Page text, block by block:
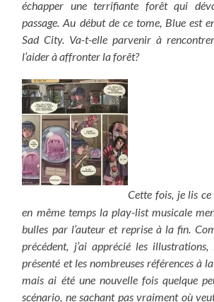
échapper une terrifiante forêt qui
passage. Au début de ce tome, Blue est
Sad City. Va-t-elle parvenir à
l’aider à affronter la forêt?
Cette fois, je lis
en même temps la play-list musicale
bulles par l’auteur et reprise à la fin.
précédent, j’ai apprécié les illustrations,
présenté et les nombreuses références à
mais ai été une nouvelle fois quelque
scénario, ne sachant pas vraiment où